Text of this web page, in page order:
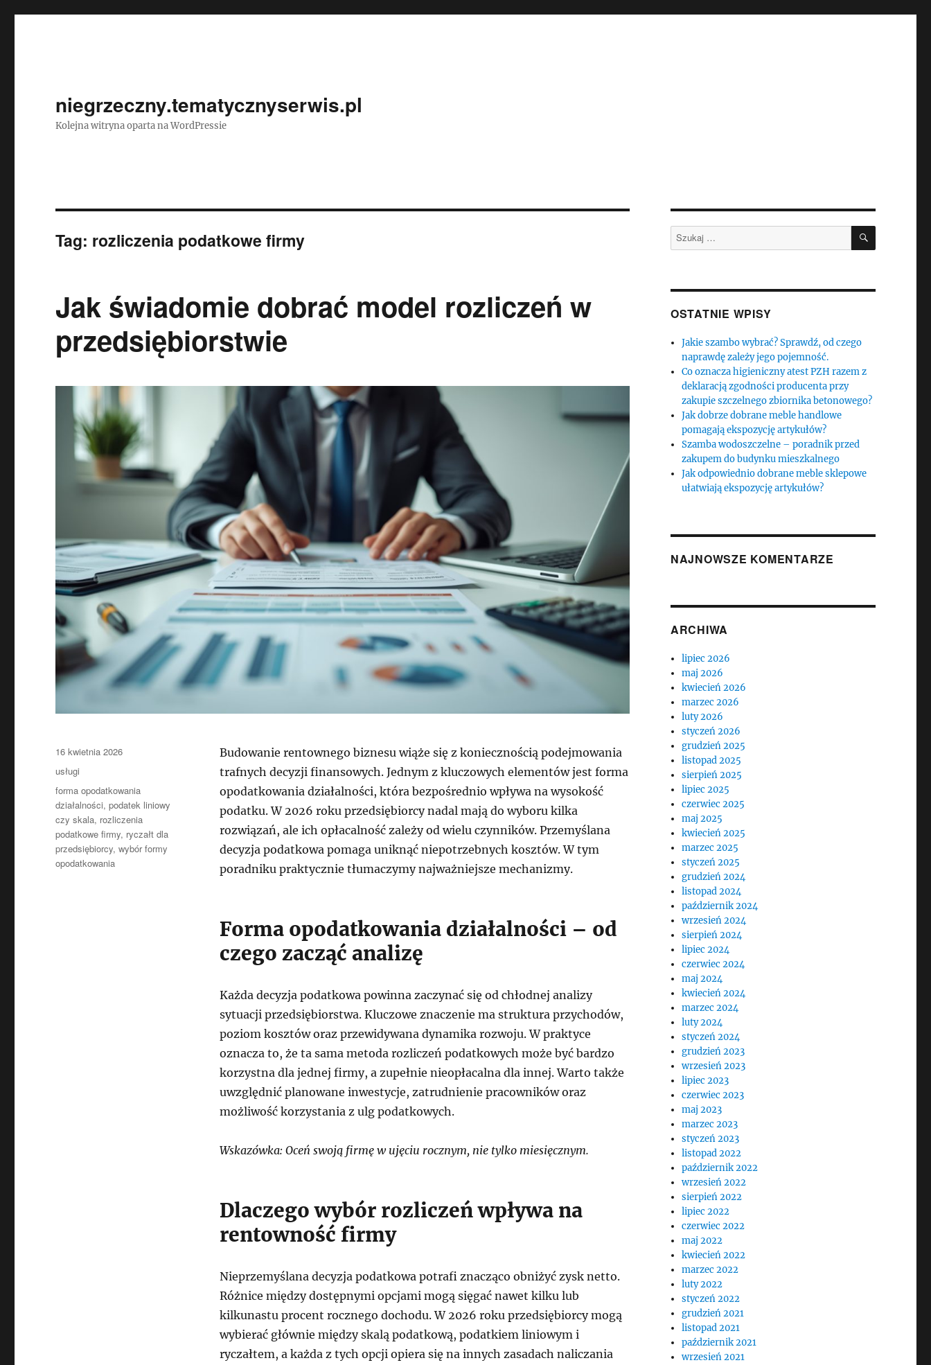
niegrzeczny.tematycznyserwis.pl
Kolejna witryna oparta na WordPressie
Tag: rozliczenia podatkowe firmy
Jak świadomie dobrać model rozliczeń w
przedsiębiorstwie
Budowanie rentownego biznesu wiąże się z koniecznością podejmowania
trafnych decyzji finansowych. Jednym z kluczowych elementów jest forma
opodatkowania działalności, która bezpośrednio wpływa na wysokość
podatku. W 2026 roku przedsiębiorcy nadal mają do wyboru kilka
rozwiązań, ale ich opłacalność zależy od wielu czynników. Przemyślana
decyzja podatkowa pomaga uniknąć niepotrzebnych kosztów. W tym
poradniku praktycznie tłumaczymy najważniejsze mechanizmy.
Forma opodatkowania działalności – od
czego zacząć analizę
Każda decyzja podatkowa powinna zaczynać się od chłodnej analizy
sytuacji przedsiębiorstwa. Kluczowe znaczenie ma struktura przychodów,
poziom kosztów oraz przewidywana dynamika rozwoju. W praktyce
oznacza to, że ta sama metoda rozliczeń podatkowych może być bardzo
korzystna dla jednej firmy, a zupełnie nieopłacalna dla innej. Warto także
uwzględnić planowane inwestycje, zatrudnienie pracowników oraz
możliwość korzystania z ulg podatkowych.
Wskazówka: Oceń swoją firmę w ujęciu rocznym, nie tylko miesięcznym.
Dlaczego wybór rozliczeń wpływa na
rentowność firmy
Nieprzemyślana decyzja podatkowa potrafi znacząco obniżyć zysk netto.
Różnice między dostępnymi opcjami mogą sięgać nawet kilku lub
kilkunastu procent rocznego dochodu. W 2026 roku przedsiębiorcy mogą
wybierać głównie między skalą podatkową, podatkiem liniowym i
ryczałtem, a każda z tych opcji opiera się na innych zasadach naliczania
Data
publikacji
16 kwietnia 2026
Kategorie
usługi
Tagi
forma opodatkowania
działalności,podatek liniowy
czy skala, rozliczenia
podatkowe firmy, ryczałt dla
przedsiębiorcy,wybór formy
opodatkowania
Szukaj: SZUKAJ
OSTATNIE WPISY
Jakie szambo wybrać? Sprawdź, od czego
naprawdę zależy jego pojemność.
Co oznacza higieniczny atest PZH razem z
deklaracją zgodności producenta przy
zakupie szczelnego zbiornika betonowego?
Jak dobrze dobrane meble handlowe
pomagają ekspozycję artykułów?
Szamba wodoszczelne – poradnik przed
zakupem do budynku mieszkalnego
Jak odpowiednio dobrane meble sklepowe
ułatwiają ekspozycję artykułów?
NAJNOWSZE KOMENTARZE
ARCHIWA
lipiec 2026
maj 2026
kwiecień 2026
marzec 2026
luty 2026
styczeń 2026
grudzień 2025
listopad 2025
sierpień 2025
lipiec 2025
czerwiec 2025
maj 2025
kwiecień 2025
marzec 2025
styczeń 2025
grudzień 2024
listopad 2024
październik 2024
wrzesień 2024
sierpień 2024
lipiec 2024
czerwiec 2024
maj 2024
kwiecień 2024
marzec 2024
luty 2024
styczeń 2024
grudzień 2023
wrzesień 2023
lipiec 2023
czerwiec 2023
maj 2023
marzec 2023
styczeń 2023
listopad 2022
październik 2022
wrzesień 2022
sierpień 2022
lipiec 2022
czerwiec 2022
maj 2022
kwiecień 2022
marzec 2022
luty 2022
styczeń 2022
grudzień 2021
listopad 2021
październik 2021
wrzesień 2021